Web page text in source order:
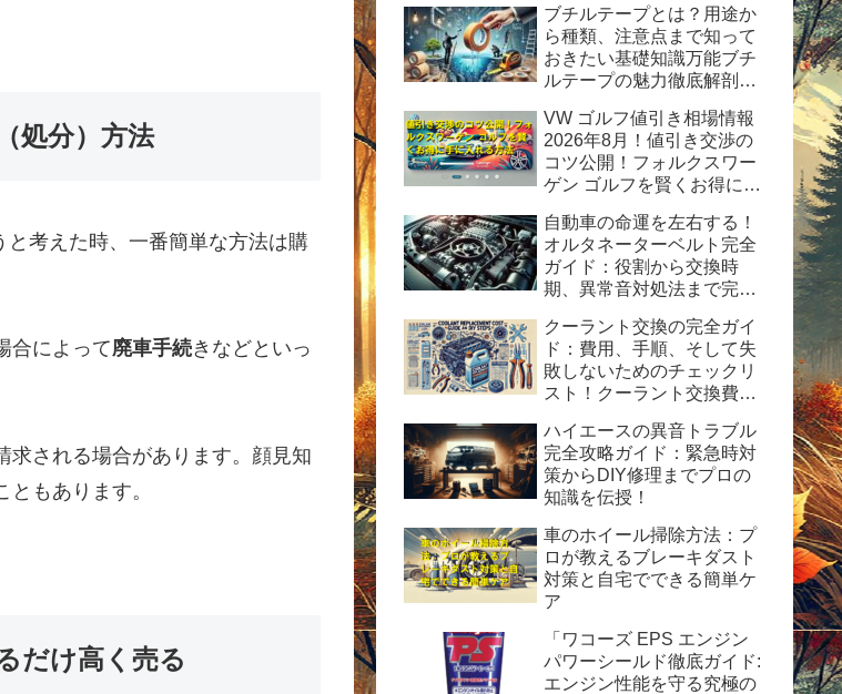
処分）方法
考えた時、一番簡単な方法は購
合によって廃車手続きなどといっ
求される場合があります。顔見知
もあります。
だけ高く売る
ブチルテープとは？用途か
ら種類、注意点まで知って
おきたい基礎知識万能ブチ
ルテープの魅力徹底解剖！
定版ガイド
VW ゴルフ値引き相場情報
2026年8月！値引き交渉の
コツ公開！フォルクスワー
ゲン ゴルフを賢くお得に手
自動車の命運を左右する！
オルタネーターベルト完全
ガイド：役割から交換時
期、異常音対処法まで完全
クーラント交換の完全ガイ
ド：費用、手順、そして失
敗しないためのチェックリ
スト！クーラント交換費用
の手順と方法を紹介。
ハイエースの異音トラブル
完全攻略ガイド：緊急時対
策からDIY修理までプロの
知識を伝授！
車のホイール掃除方法：プ
ロが教えるブレーキダスト
対策と自宅でできる簡単ケ
ア
「ワコーズ EPS エンジン
パワーシールド徹底ガイド:
エンジン性能を守る究極の